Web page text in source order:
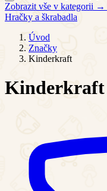
Zobrazit vše v kategorii →
Hračky a škrabadla
Úvod
Značky
Kinderkraft
Kinderkraft